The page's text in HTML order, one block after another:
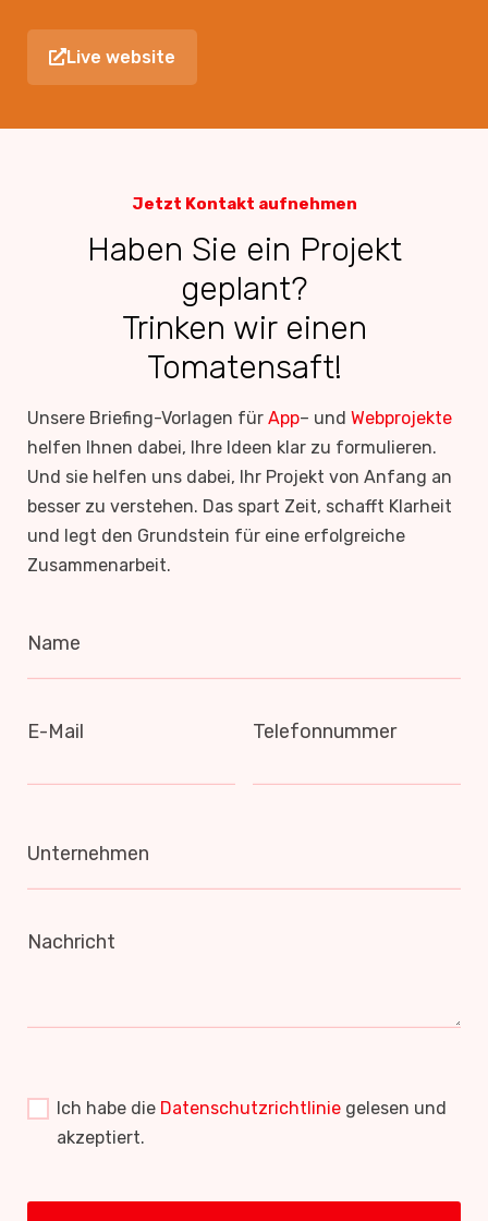
Live website
Jetzt Kontakt aufnehmen
Haben Sie ein Projekt
geplant?
Trinken wir einen
Tomatensaft!
Unsere Briefing-Vorlagen für App– und Webprojekte
helfen Ihnen dabei, Ihre Ideen klar zu formulieren.
Und sie helfen uns dabei, Ihr Projekt von Anfang an
besser zu verstehen. Das spart Zeit, schafft Klarheit
und legt den Grundstein für eine erfolgreiche
Zusammenarbeit.
Name
E-Mail Telefonnummer
Unternehmen
Nachricht
Ich habe die Datenschutzrichtlinie gelesen und
akzeptiert.